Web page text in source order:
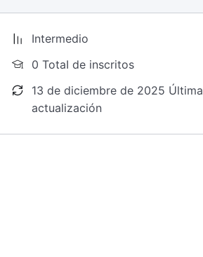
Intermedio
0 TotaI de inscritos
13 de diciembre de 2025 Última
actualización